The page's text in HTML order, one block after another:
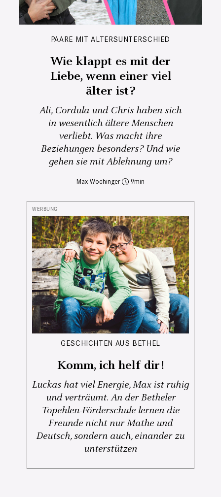
PAARE MIT ALTERSUNTERSCHIED
Wie klappt es mit der
Liebe, wenn einer viel
älter ist?
Ali, Cordula und Chris haben sich
in wesentlich ältere Menschen
verliebt. Was macht ihre
Beziehungen besonders? Und wie
gehen sie mit Ablehnung um?
Max Wochinger 9
GESCHICHTEN AUS BETHEL
Komm, ich helf dir!
Luckas hat viel Energie, Max ist ruhig
und verträumt. An der Betheler
Topehlen-Förderschule lernen die
Freunde nicht nur Mathe und
Deutsch, sondern auch, einander zu
unterstützen